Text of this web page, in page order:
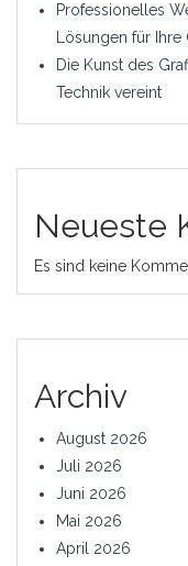
Professionelles
Lösungen für
Die Kunst des
Technik vereint
Neueste
Es sind keine
Archiv
August 2026
Juli 2026
Juni 2026
Mai 2026
April 2026